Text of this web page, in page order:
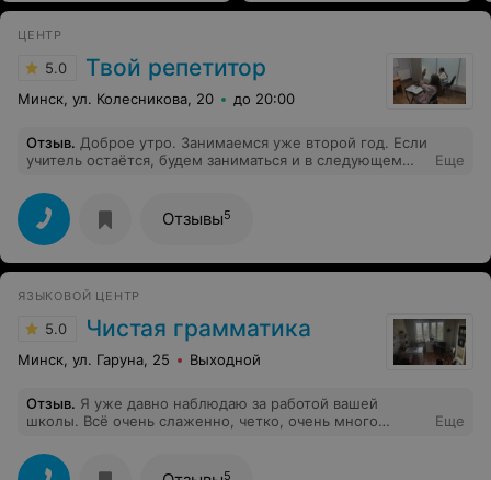
ЦЕНТР
5.0 Твой репетитор
Минск, ул. Колесникова, 20 до 20:00
Отзыв. Доброе утро. Занимаемся уже второй год. Если
учитель остаётся, будем заниматься и в следующем
грамотно распределяет время урока уделяя внимание
каждому ученику!!! ОЧЕНЬ БЛАГОДАРНЫ!!! Планируем
в следующем году ходить как и в этом на математику,
химию, русский язык и добавим английский язык). У
ребёнка нет мотивации к учёбе, а я не сдаюсь, вот
Еще
Отзывы5
ЯЗЫКОВОЙ ЦЕНТР
5.0 Чистая грамматика
Минск, ул. Гаруна, 25 Выходной
Отзыв. Я уже давно наблюдаю за работой вашей
школы. Всё очень слаженно, четко, очень много
для учителя, по душе, как мне нравится. По-прежнему
хотела бы у вас работать, Но я ещё на год связана
Еще
5